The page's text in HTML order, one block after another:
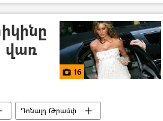
վառ
16
Դոնալդ Թրամփ